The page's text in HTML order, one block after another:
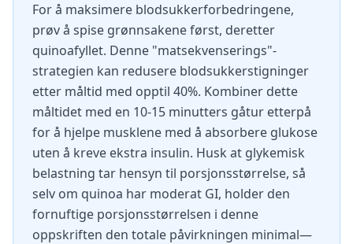
For å maksimere blodsukkerforbedringene,
prøv å spise grønnsakene først, deretter
quinoafyllet. Denne "matsekvenserings"-
strategien kan redusere blodsukkerstigninger
etter måltid med opptil 40%. Kombiner dette
måltidet med en 10-15 minutters gåtur etterpå
for å hjelpe musklene med å absorbere glukose
uten å kreve ekstra insulin. Husk at glykemisk
belastning tar hensyn til porsjonsstørrelse, så
selv om quinoa har moderat GI, holder den
fornuftige porsjonsstørrelsen i denne
oppskriften den totale påvirkningen minimal—